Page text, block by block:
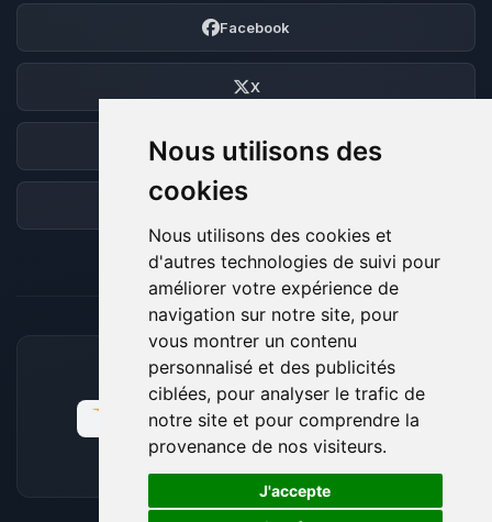
Nous utilisons des
cookies
Nous utilisons des cookies et
d'autres technologies de suivi pour
améliorer votre expérience de
navigation sur notre site, pour
vous montrer un contenu
personnalisé et des publicités
ciblées, pour analyser le trafic de
notre site et pour comprendre la
provenance de nos visiteurs.
J'accepte
Facebook
X
Discord
Forum
MOYENS DE PAIEMENT ACCEPTÉS
🍪